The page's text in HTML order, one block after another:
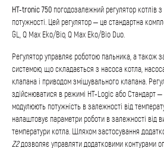
HT-tronic 750 погодозалежний регулятор котлів
потужності. Цей регулятор – це стандартна
GL, Q Max Eko/Bio, Q Max Eko/Bio Duo.
Регулятор управляє роботою пальника, а також
системою, що складається з насоса котла,
клапана і приводом змішувального клапана.
здійснюватися в режимі HT-Logic або Стандарт
модулюють потужність в залежності від
налаштовує параметри роботи в залежності від
температури котла. Шляхом застосування
Z2дозволяє управляти додатковими контурами